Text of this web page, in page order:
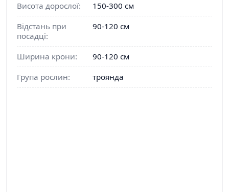
Висота дорослої:
150-300 см
Відстань при
посадці:
90-120 см
Ширина крони:
90-120 см
Група рослин:
троянда